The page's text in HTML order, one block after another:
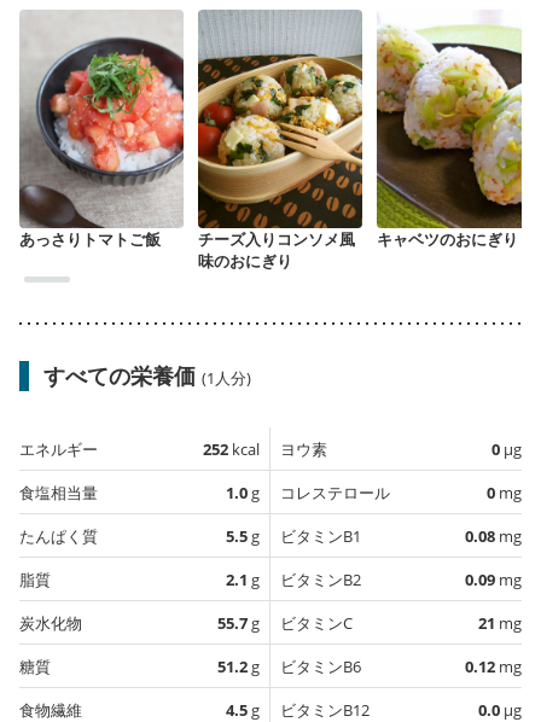
あっさりトマトご飯
チーズ入りコンソメ風
味のおにぎり
キャベツのおにぎり
すべての栄養価 (1人分)
エネルギー 252 kcal
食塩相当量
1.0g
たんぱく質
5.5g
脂質
2.1 g
炭水化物
55.7g
糖質
51.2g
食物繊維
4.5g
ヨウ素 0 µg
コレステロール
0 mg
ビタミンB1
0.08 mg
ビタミンB2
0.09 mg
ビタミンC
21 mg
ビタミンB6
0.12 mg
ビタミンB12
0.0 µg